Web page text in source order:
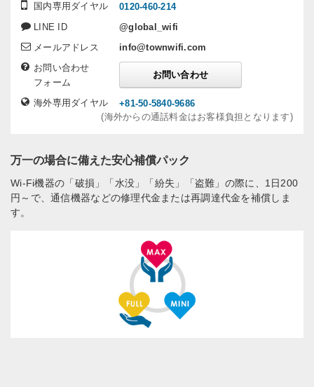
国内専用ダイヤル
0120-460-214
LINE ID
@global_wifi
メールアドレス
info@townwifi.com
お問い合わせ
フォーム
お問い合わせ
海外専用ダイヤル
+81-50-5840-9686
(海外からの通話料金はお客様負担となります)
万一の場合に備えた安心補償パック
Wi-Fi機器の「破損」「水没」「紛失」「盗難」の際に、1日200
円～で、通信機器などの修理代金または再調達代金を補償しま
す。